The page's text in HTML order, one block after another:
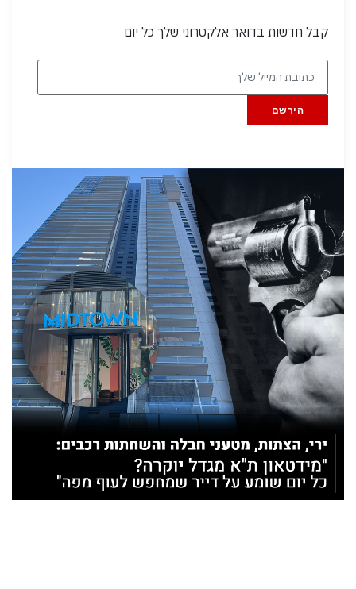
קבל חדשות בדואר אלקטרוני שלך כל יום
הירשם